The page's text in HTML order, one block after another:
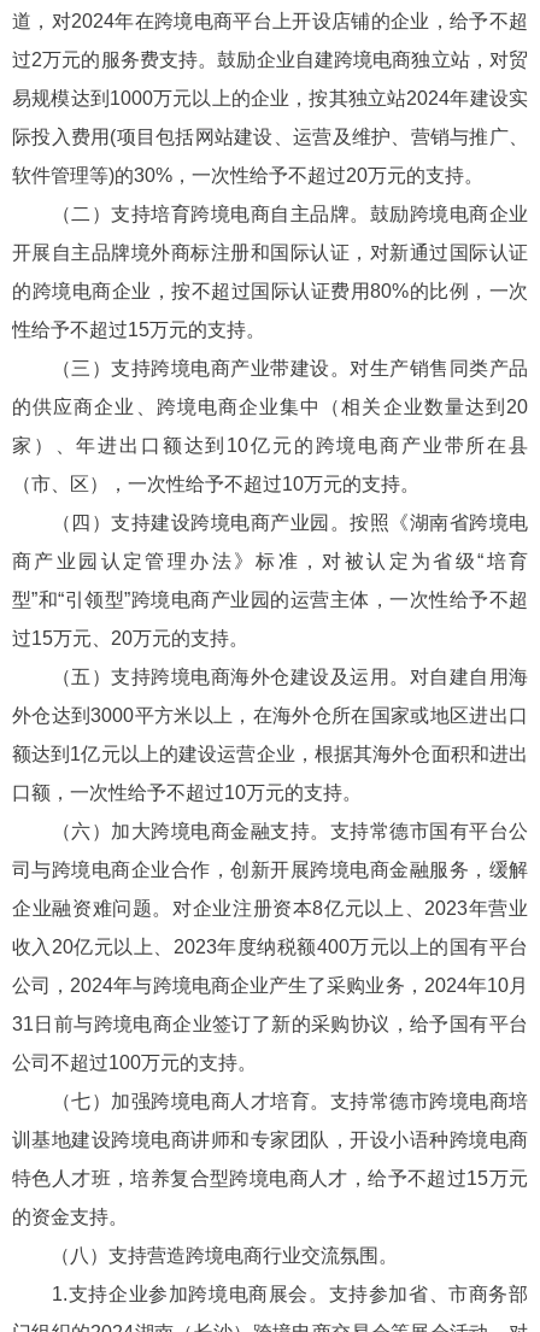
道，对2024年在跨境电商平台上开设店铺的企业，给予不超
过2万元的服务费支持。鼓励企业自建跨境电商独立站，对贸
易规模达到1000万元以上的企业，按其独立站2024年建设实
际投入费用(项目包括网站建设、运营及维护、营销与推广、
软件管理等)的30%，一次性给予不超过20万元的支持。
（二）支持培育跨境电商自主品牌。鼓励跨境电商企业
开展自主品牌境外商标注册和国际认证，对新通过国际认证
的跨境电商企业，按不超过国际认证费用80%的比例，一次
性给予不超过15万元的支持。
（三）支持跨境电商产业带建设。对生产销售同类产品
的供应商企业、跨境电商企业集中（相关企业数量达到20
家）、年进出口额达到10亿元的跨境电商产业带所在县
（市、区），一次性给予不超过10万元的支持。
（四）支持建设跨境电商产业园。按照《湖南省跨境电
商产业园认定管理办法》标准，对被认定为省级“培育
型”和“引领型”跨境电商产业园的运营主体，一次性给予不超
过15万元、20万元的支持。
（五）支持跨境电商海外仓建设及运用。对自建自用海
外仓达到3000平方米以上，在海外仓所在国家或地区进出口
额达到1亿元以上的建设运营企业，根据其海外仓面积和进出
口额，一次性给予不超过10万元的支持。
（六）加大跨境电商金融支持。支持常德市国有平台公
司与跨境电商企业合作，创新开展跨境电商金融服务，缓解
企业融资难问题。对企业注册资本8亿元以上、2023年营业
收入20亿元以上、2023年度纳税额400万元以上的国有平台
公司，2024年与跨境电商企业产生了采购业务，2024年10月
31日前与跨境电商企业签订了新的采购协议，给予国有平台
公司不超过100万元的支持。
（七）加强跨境电商人才培育。支持常德市跨境电商培
训基地建设跨境电商讲师和专家团队，开设小语种跨境电商
特色人才班，培养复合型跨境电商人才，给予不超过15万元
的资金支持。
（八）支持营造跨境电商行业交流氛围。
1.支持企业参加跨境电商展会。支持参加省、市商务部